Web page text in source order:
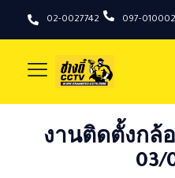
02-0027742 097-
งานติดตั้งกล้
03/